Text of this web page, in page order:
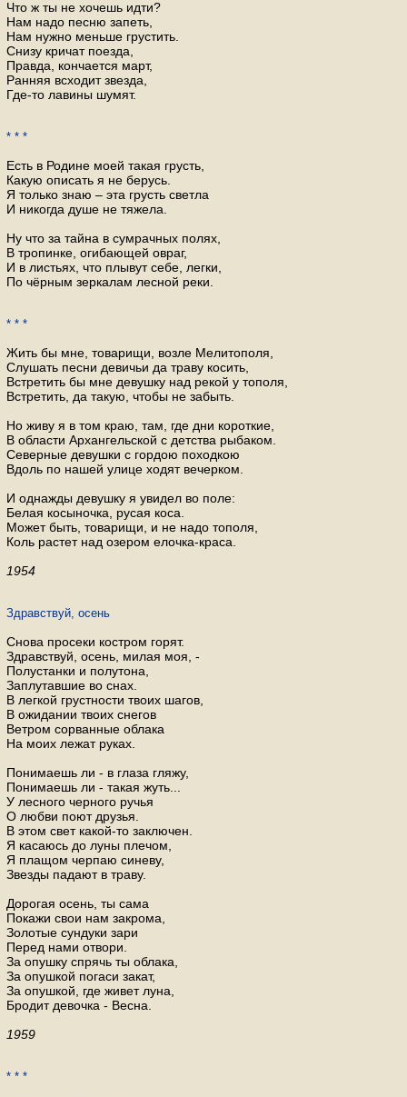
Что ж ты не хочешь идти?
Нам надо песню запеть,
Нам нужно меньше грустить.
Снизу кричат поезда,
Правда, кончается март,
Ранняя всходит звезда,
Где-то лавины шумят.
* * *
Есть в Родине моей такая грусть,
Какую описать я не берусь.
Я только знаю – эта грусть светла
И никогда душе не тяжела.
Ну что за тайна в сумрачных полях,
В тропинке, огибающей овраг,
И в листьях, что плывут себе, легки,
По чёрным зеркалам лесной реки.
* * *
Жить бы мне, товарищи, возле Мелитополя,
Слушать песни девичьи да траву косить,
Встретить бы мне девушку над рекой у тополя,
Встретить, да такую, чтобы не забыть.
Но живу я в том краю, там, где дни короткие,
В области Архангельской с детства рыбаком.
Северные девушки с гордою походкою
Вдоль по нашей улице ходят вечерком.
И однажды девушку я увидел во поле:
Белая косыночка, русая коса.
Может быть, товарищи, и не надо тополя,
Коль растет над озером елочка-краса.
1954
Здравствуй, осень
Снова просеки костром горят.
Здравствуй, осень, милая моя, -
Полустанки и полутона,
Заплутавшие во снах.
В легкой грустности твоих шагов,
В ожидании твоих снегов
Ветром сорванные облака
На моих лежат руках.
Понимаешь ли - в глаза гляжу,
Понимаешь ли - такая жуть...
У лесного черного ручья
О любви поют друзья.
В этом свет какой-то заключен.
Я касаюсь до луны плечом,
Я плащом черпаю синеву,
Звезды падают в траву.
Дорогая осень, ты сама
Покажи свои нам закрома,
Золотые сундуки зари
Перед нами отвори.
За опушку спрячь ты облака,
За опушкой погаси закат,
За опушкой, где живет луна,
Бродит девочка - Весна.
1959
* * *